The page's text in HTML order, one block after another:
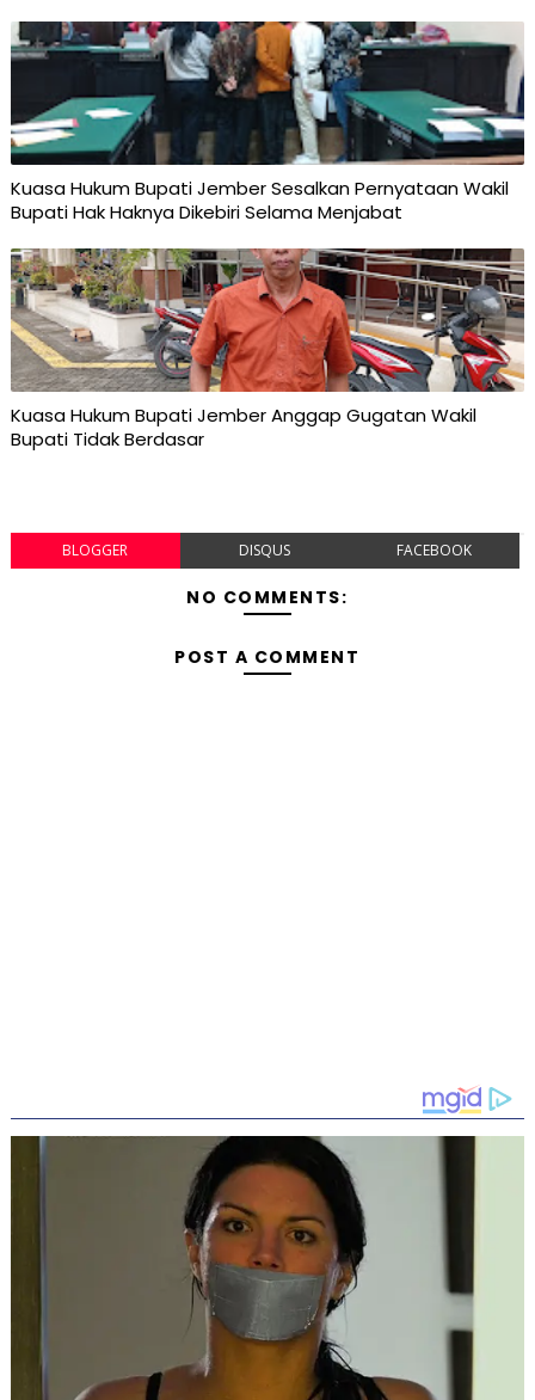
Kuasa Hukum Bupati Jember Sesalkan Pernyataan Wakil
Bupati Hak Haknya Dikebiri Selama Menjabat
Kuasa Hukum Bupati Jember Anggap Gugatan Wakil
Bupati Tidak Berdasar
BLOGGER DISQUS FACEBOOK
NO COMMENTS:
POST A COMMENT